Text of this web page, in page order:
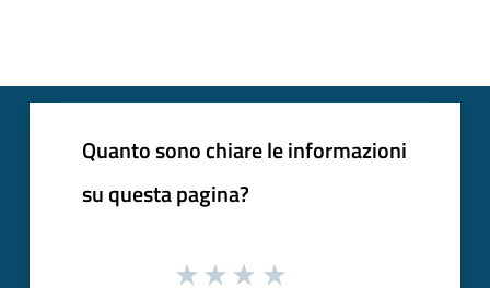
Quanto sono chiare le informazioni
su questa pagina?